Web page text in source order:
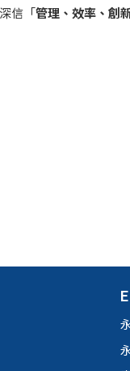
信「 管理、效率、創